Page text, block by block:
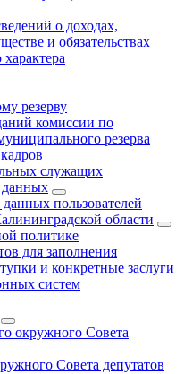
о доходах,
и обязательствах
резерву
комиссии по
резерва
служащих
данных
пользователей
области
политике
для заполнения
и конкретные заслуги
систем
окружного Совета
Совета депутатов